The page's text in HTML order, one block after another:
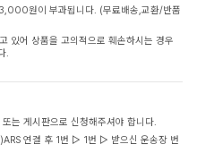
원이 부과됩니다. (무료배송,교환/반품
있어 상품을 고의적으로 훼손하시는 경우
.
는 게시판으로 신청해주셔야 합니다.
연결 후 1번 ▷ 1번 ▷ 받으신 운송장 번